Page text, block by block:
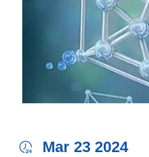
 Mar 23 2024